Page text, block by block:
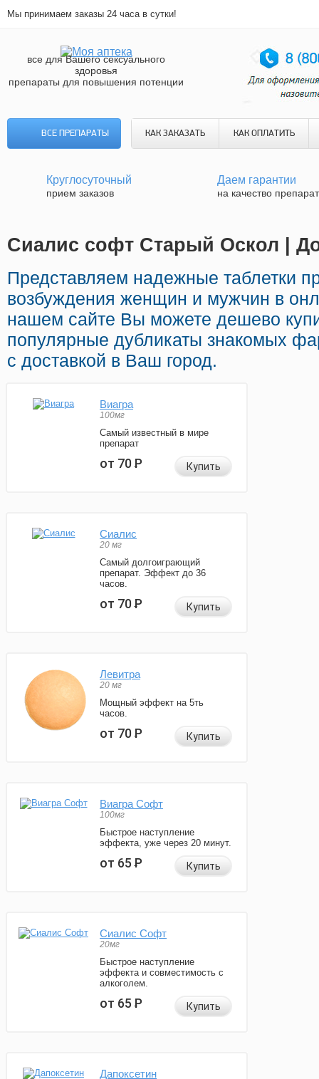
Мы принимаем заказы 24 часа в сутки!
все для Вашего сексуального
здоровья
препараты для повышения потенции
ВСЕ ПРЕПАРАТЫ КАК ЗАКАЗАТЬ КАК ОПЛАТИТЬ
Круглосуточный
прием заказов
Даем гарантии
на качество
Сиалис софт Старый Оскол |
Представляем надежные таблетки
возбуждения женщин и мужчин в
нашем сайте Вы можете дешево
популярные дубликаты знакомых
с доставкой в Ваш город.
Виагра
100мг
Самый известный в мире
препарат
от 70Р Купить
Сиалис
20 мг
Самый долгоиграющий
препарат. Эффект до 36
часов.
от 70Р Купить
Левитра
20 мг
Мощный эффект на 5ть
часов.
от 70Р Купить
Виагра Софт
100мг
Быстрое наступление
эффекта, уже через 20 минут.
от 65Р Купить
Сиалис Софт
20мг
Быстрое наступление
эффекта и совместимость с
алкоголем.
от 65Р Купить
Дапоксетин